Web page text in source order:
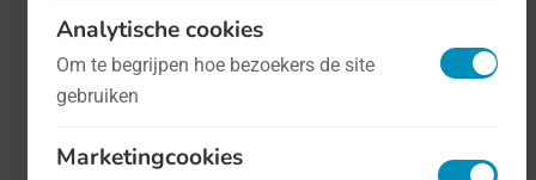
"Stel je een wereld voor waar iedere
actie door liefde, een duidelijk gevoel
de ander wordt gedreven", beginnen de
Analytische cookies
Om te begrijpen hoe bezoekers de site
gebruiken
Marketingcookies